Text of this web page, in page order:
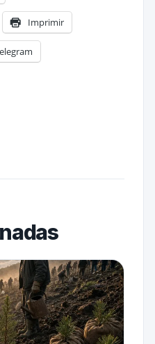
Imprimir